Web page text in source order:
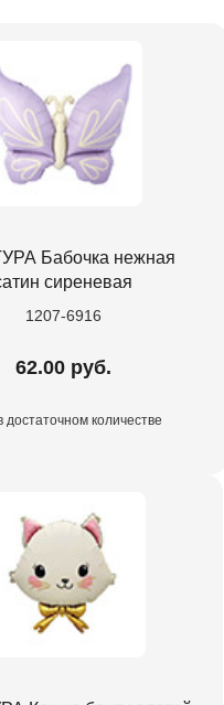
Бабочка нежная
сиреневая
1207-6916
62.00 руб.
достаточном количестве